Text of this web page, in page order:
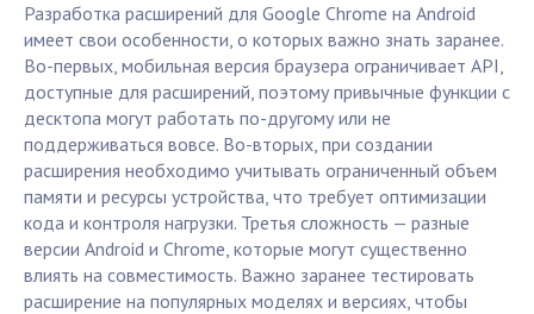
Разработка расширений для Google Chrome на Android
имеет свои особенности, о которых важно знать заранее.
Во-первых, мобильная версия браузера ограничивает API,
доступные для расширений, поэтому привычные функции с
десктопа могут работать по-другому или не
поддерживаться вовсе. Во-вторых, при создании
расширения необходимо учитывать ограниченный объем
памяти и ресурсы устройства, что требует оптимизации
кода и контроля нагрузки. Третья сложность — разные
версии Android и Chrome, которые могут существенно
влиять на совместимость. Важно заранее тестировать
расширение на популярных моделях и версиях, чтобы